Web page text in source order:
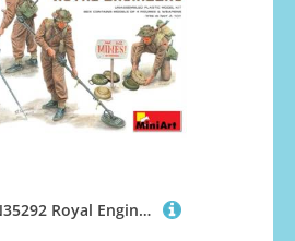
Miniart MIN35292 Royal Engineers (Spec Edit), geformte Farbe